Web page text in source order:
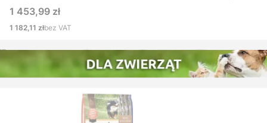
Cena
1 453,99 zł
Cena
1 182,11 złbez VAT